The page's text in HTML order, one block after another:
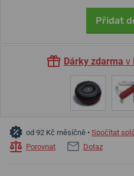
Přidat
Dárky zdarma v
od 92 Kč měsíčně • Spočítat
Porovnat
Dotaz